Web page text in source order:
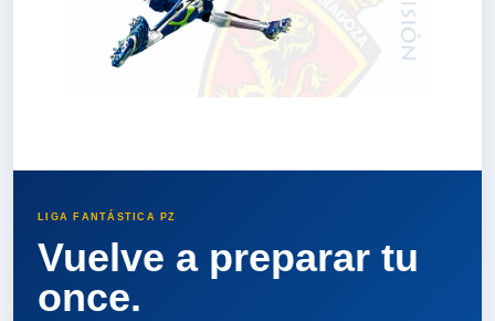
LIGA FANTÁSTICA PZ
Vuelve a preparar tu
once.